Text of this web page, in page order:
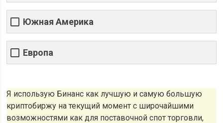
Южная Америка
Европа
Я использую Бинанс как лучшую и самую большую
криптобиржу на текущий момент с широчайшими
возможностями как для поставочной спот торговли,